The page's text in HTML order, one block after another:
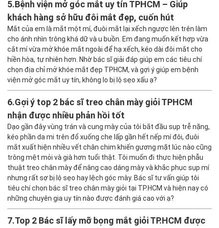
5.Bệnh viện mở góc mắt uy tín TPHCM – Giúp
khách hàng sở hữu đôi mắt đẹp, cuốn hút
Mắt của em là mắt một mí, đuôi mắt lại xếch ngược lên trên làm
cho ánh nhìn trông khá dữ và u buồn. Em đang muốn kết hợp vừa
cắt mí vừa mở khóe mắt ngoài để hạ xếch, kéo dài đôi mắt cho
hiền hòa, tự nhiên hơn. Nhờ bác sĩ giải đáp giúp em các tiêu chí
chọn địa chỉ mở khóe mắt đẹp TPHCM, và gợi ý giúp em bệnh
viện mở góc mắt uy tín, không lo bị lộ sẹo xấu ạ?
6.Gợi ý top 2 bác sĩ treo chân mày giỏi TPHCM
nhận được nhiều phản hồi tốt
Dạo gần đây vùng trán và cung mày của tôi bắt đầu sụp trễ nặng,
kéo phần da mi trên đổ xuống che lấp gần hết nếp mí đôi, đuôi
mắt xuất hiện nhiều vết chân chim khiến gương mặt lúc nào cũng
trông mệt mỏi và già hơn tuổi thật. Tôi muốn đi thực hiện phẫu
thuật treo chân mày để nâng cao dáng mày và khắc phục sụp mí
nhưng rất sợ bị lộ sẹo hay lệch góc mày. Bác sĩ tư vấn giúp tôi
tiêu chí chọn bác sĩ treo chân mày giỏi tại TP.HCM và hiện nay có
những chuyên gia uy tín nào được đánh giá cao với ạ?
7.Top 2 Bác sĩ lấy mỡ bọng mắt giỏi TP.HCM được